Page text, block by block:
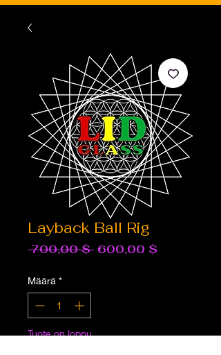
Layback Ball Rig
700,00 $ Normaali
600,00 $
Määrä *
Tuote on loppu